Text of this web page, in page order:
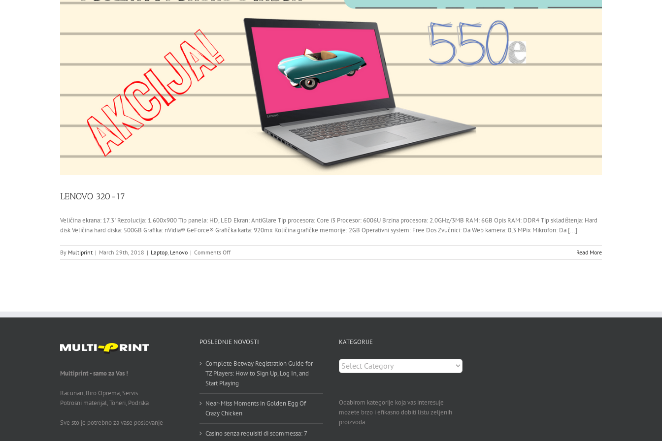
LENOVO 320-17
Veličina ekrana: 17.3" Rezolucija: 1.600x900 Tip panela: HD, LED Ekran: AntiGlare Tip procesora: Core i3 Procesor: 6006U Brzina procesora: 2.0GHz/3MB RAM: 6GB Opis RAM: DDR4 Tip skladištenja: Hard
disk Veličina hard diska: 500GB Grafika: nVidia® GeForce® Grafička karta: 920mx Količina grafičke memorije: 2GB Operativni system: Free Dos Zvučnici: Da Web kamera: 0,3 MPix Mikrofon: Da [...]
By Multiprint | March 29th, 2018 | Laptop Lenovo | Comments Offon
LENOVO
Read More
Multiprint - samo za Vas !
Racunari, Biro Oprema, Servis
Potrosni materijal, Toneri, Podrska
Sve sto je potrebno za vase poslovanje
POSLEDNJE NOVOSTI
Complete Betway Registration Guide for
TZ Players: How to Sign Up, Log In, and
Start Playing
Near-Miss Moments in Golden Egg Of
Crazy Chicken
Casino senza requisiti di scommessa: 7
KATEGORIJE
KATEGORIJE
Odabirom kategorije koja vas interesuje
mozete brzo i efikasno dobiti listu zeljenih
proizvoda.